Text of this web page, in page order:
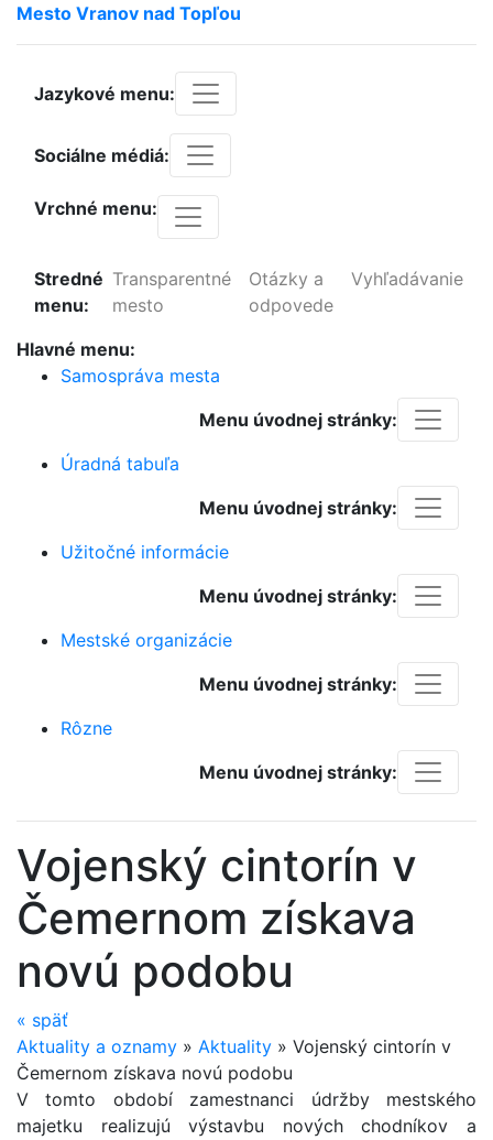
Mesto Vranov nad Topľou
Jazykové menu:
Sociálne médiá:
Vrchné menu:
Stredné
menu:
Transparentné
mesto
Otázky a
odpovede
Vyhľadávanie
Hlavné menu:
Samospráva mesta
Menu úvodnej stránky:
Úradná tabuľa
Menu úvodnej stránky:
Užitočné informácie
Menu úvodnej stránky:
Mestské organizácie
Menu úvodnej stránky:
Rôzne
Menu úvodnej stránky:
Vojenský cintorín v
Čemernom získava
novú podobu
« späť
Aktuality a oznamy » Aktuality » Vojenský cintorín v
Čemernom získava novú podobu
V tomto období zamestnanci údržby mestského
majetku realizujú výstavbu nových chodníkov a